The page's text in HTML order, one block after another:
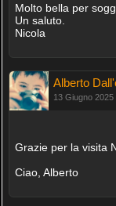
Molto bella per
Un saluto.
Nicola
Alberto
13 Giugno 2025
Grazie per la visita
Ciao, Alberto